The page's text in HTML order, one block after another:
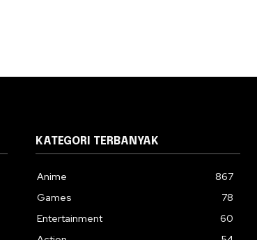
KATEGORI TERBANYAK
Anime
867
Games
78
Entertainment
60